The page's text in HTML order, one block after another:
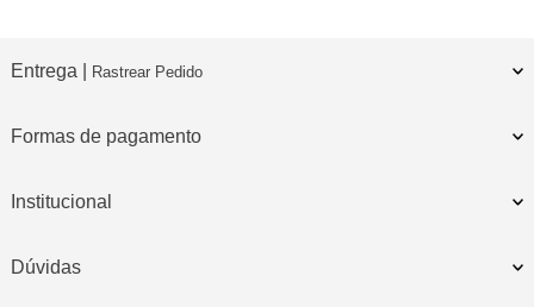
Entrega | Rastrear Pedido
Formas de pagamento
Institucional
Dúvidas